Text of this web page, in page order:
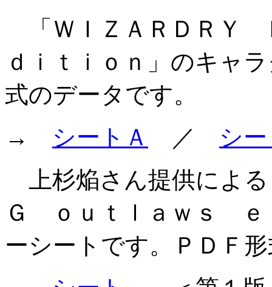
「ＷＩＺＡＲＤＲＹ
ｄｉｔｉｏｎ」のキャ
式のデータです。
→ シートＡ ／ シ
上杉焔さん提供によ
Ｇ ｏｕｔｌａｗｓ ｅ
ーシートです。ＰＤＦ